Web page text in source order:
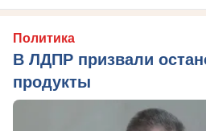
Политика
В ЛДПР призвали
продукты